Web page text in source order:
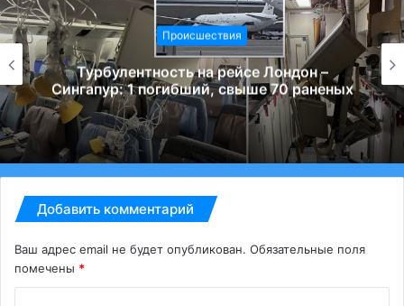
Происшествия
Турбулентность на рейсе Лондон –
Сингапур: 1 погибший, свыше 70 раненых
Добавить комментарий
Ваш адрес email не будет опубликован. Обязательные поля
помечены *